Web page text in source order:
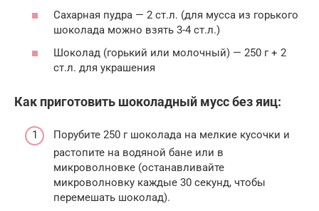
Сахарная пудра — 2 ст.л. (для мусса из горького
шоколада можно взять 3-4 ст.л.)
Шоколад (горький или молочный) — 250 г + 2
ст.л. для украшения
Как приготовить шоколадный мусс без яиц:
Порубите 250 г шоколада на мелкие кусочки и
растопите на водяной бане или в
микроволновке (останавливайте
микроволновку каждые 30 секунд, чтобы
перемешать шоколад).